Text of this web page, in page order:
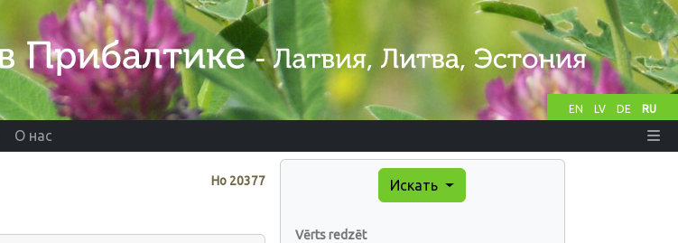
EN LV DE RU
О нас
Нo 20377 Искать
Vērts redzēt